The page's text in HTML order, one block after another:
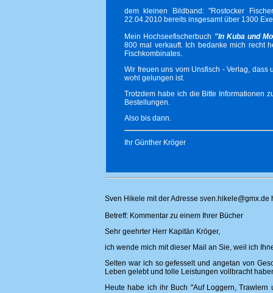
dem kleinen Bildband: "Rostocker
22.04.2010 bereits insgesamt über 1300
Mein Hochseefischerbuch "In Kuba und
800 mal verkauft. Ich bedanke mich recht
Fischkombinates.
Wir freuen uns vom Unsfisch - Verlag,
wohl gelungen ist.
Trotzdem habe ich die Bitte Informationen
Bestellungen.
Also bis dann.
Ihr Günther Kröger
Sven Hikele mit der Adresse
Betreff: Kommentar zu einem Ihrer Bücher
Sehr geehrter Herr Kapitän Kröger,
ich wende mich mit dieser Mail an Sie, weil ich
Selten war ich so gefesselt und angetan von
Leben gelebt und tolle Leistungen vollbracht
Heute habe ich ihr Buch "Auf Loggern,